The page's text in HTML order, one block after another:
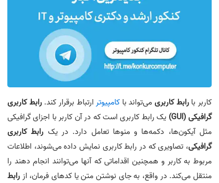
کاربر بارابط کاربریمی‌تواند با کامپیوترارتباط برقرار کند.رابط کاربری
گرافیکی (GUI)
یک رابط کاربری است که در آن کاربر با اجزای گرافیکی
مثل آیکون‌ها، دکمه‌ها و منوها تعامل دارد. در یک رابط کاربری
گرافیکی، تصاویری که در رابط کاربری نمایش داده می‌شوند، اطلاعات
مربوط به کاربر و همچنین اقداماتی که آنها می‌توانند انجام دهند را
منتقل می‌کند. در واقع، به جای نوشتن متن یا کدهای فرمان، از رابط